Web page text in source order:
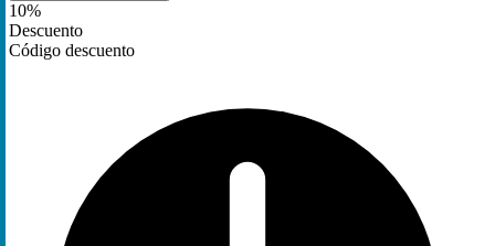
10%
Descuento
Código descuento